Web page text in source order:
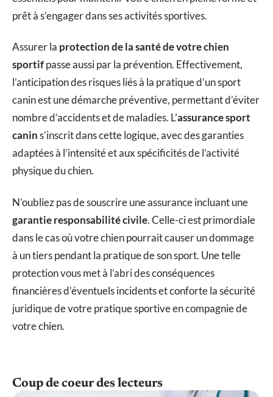
prêt à s’engager dans ses activités sportives.
Assurer la protection de la santé de votre chien
sportifpasse aussi par la prévention. Effectivement,
l’anticipation des risques liés à la pratique d’un sport
canin est une démarche préventive, permettant d’éviter
nombre d’accidents et de maladies. L’assurance sport
canins’inscrit dans cette logique, avec des garanties
adaptées à l’intensité et aux spécificités de l’activité
physique du chien.
N’oubliez pas de souscrire une assurance incluant une
garantie responsabilité civile. Celle-ci est primordiale
dans le cas où votre chien pourrait causer un dommage
à un tiers pendant la pratique de son sport. Une telle
protection vous met à l’abri des conséquences
financières d’éventuels incidents et conforte la sécurité
juridique de votre pratique sportive en compagnie de
votre chien.
Coup de coeur des lecteurs